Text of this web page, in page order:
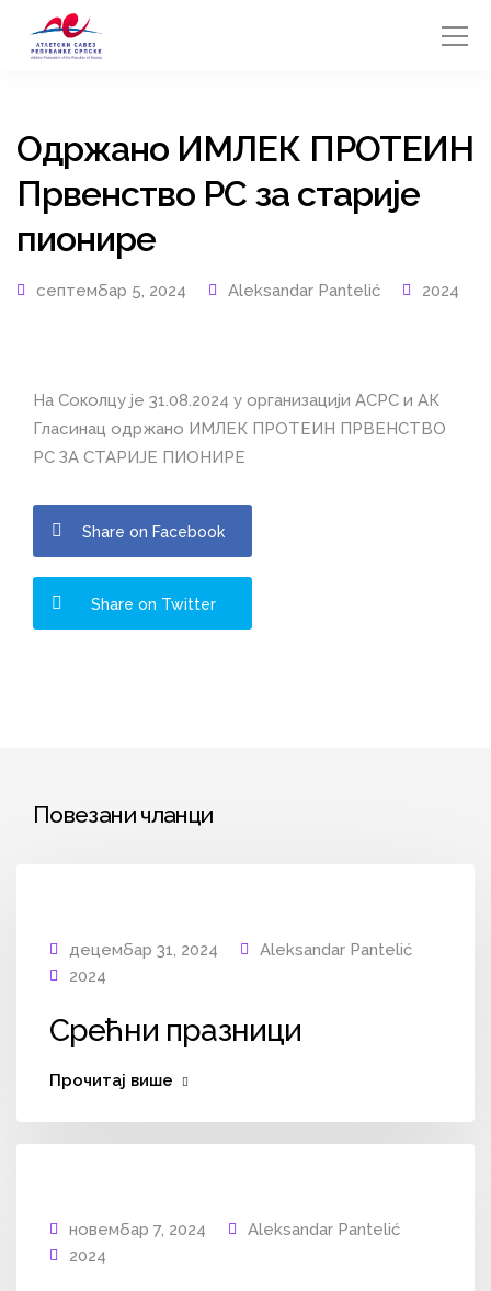
Одржано ИМЛЕК ПРОТЕИН
Првенство РС за старије
пионире
септембар 5, 2024 Aleksandar Pantelić 2024
На Соколцу је 31.08.2024 у организацији АСРС и АК
Гласинац одржано ИМЛЕК ПРОТЕИН ПРВЕНСТВО
РС ЗА СТАРИЈЕ ПИОНИРЕ
Share on Facebook
Share on Twitter
Повезани чланци
децембар 31, 2024
Aleksandar Pantelić
2024
Срећни празници
Прочитај више
новембар 7, 2024
Aleksandar Pantelić
2024